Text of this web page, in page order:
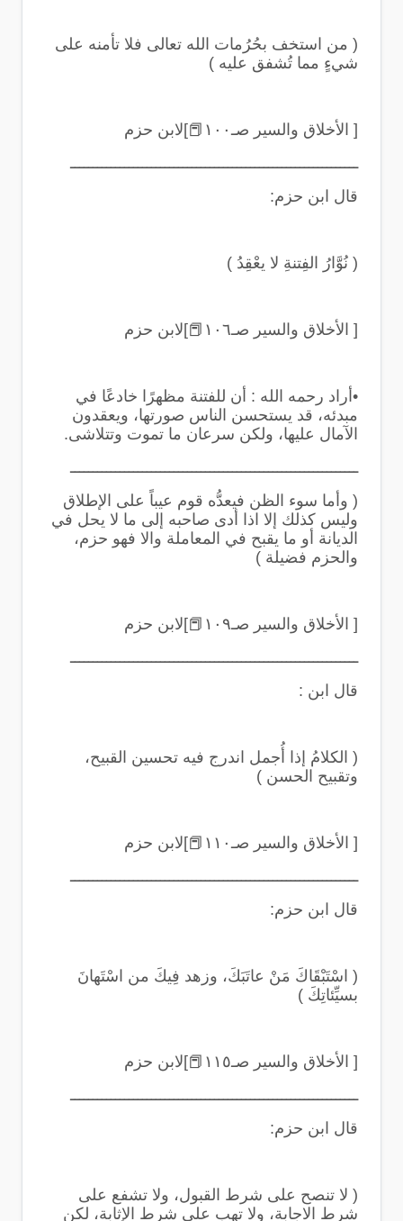
( من استخف بحُرُمات الله تعالى فلا تأمنه على
شيءٍ مما تُشفق عليه )
[ الأخلاق والسير صـ١٠٠ 📕]لابن حزم
ــــــــــــــــــــــــــــــــــــــــــــــــــــــــــــــــ
قال ابن حزم:
( نُوَّارُ الفِتنةِ لا يعْقِدُ )
[ الأخلاق والسير صـ١٠٦ 📕]لابن حزم
• أراد رحمه الله : أن للفتنة مظهرًا خادعًا في
مبدئه، قد يستحسن الناس صورتها، ويعقدون
الآمال عليها، ولكن سرعان ما تموت وتتلاشى.
ــــــــــــــــــــــــــــــــــــــــــــــــــــــــــــــــ
( وأما سوء الظن فيعدُّه قوم عيباً على الإطلاق
وليس كذلك إلا اذا أدى صاحبه إلى ما لا يحل في
الديانة أو ما يقبح في المعاملة والا فهو حزم،
والحزم فضيلة )
[ الأخلاق والسير صـ١٠٩ 📕]لابن حزم
ــــــــــــــــــــــــــــــــــــــــــــــــــــــــــــــــ
قال ابن :
( الكلامُ إذا أُجمل اندرج فيه تحسين القبيح،
وتقبيح الحسن )
[ الأخلاق والسير صـ١١٠ 📕]لابن حزم
ــــــــــــــــــــــــــــــــــــــــــــــــــــــــــــــــ
قال ابن حزم:
( اسْتَبْقَاكَ مَنْ عاتَبَكَ، وزهد فِيكَ من اسْتَهانَ
بسيِّئاتِكَ )
[ الأخلاق والسير صـ١١٥ 📕]لابن حزم
ــــــــــــــــــــــــــــــــــــــــــــــــــــــــــــــــ
قال ابن حزم:
( لا تنصح على شرط القبول، ولا تشفع على
شرط الاجابة، ولا تهب على شرط الإثابة، لكن